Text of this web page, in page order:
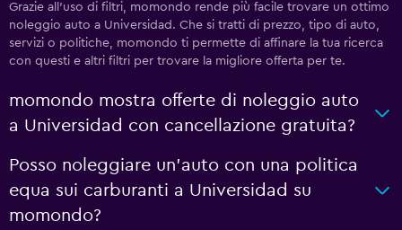
Grazie all'uso di filtri, momondo rende più facile trovare un ottimo
noleggio auto a Universidad. Che si tratti di prezzo, tipo di auto,
servizi o politiche, momondo ti permette di affinare la tua ricerca
con questi e altri filtri per trovare la migliore offerta per te.
momondo mostra offerte di noleggio auto
a Universidad con cancellazione gratuita?
Posso noleggiare un'auto con una politica
equa sui carburanti a Universidad su
momondo?